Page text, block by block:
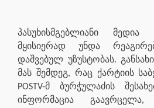
პასუხისმგებლიანი მედია
მყისიერად უნდა
დაშვებულ უზუსტობას.
მას შემდეგ, რაც ქარტიის
POSTV-მ ბურჭულაძის
ინფორმაცია